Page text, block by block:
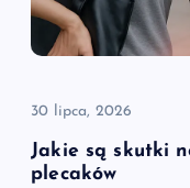
30 lipca, 2026
Jakie są skutki
plecaków